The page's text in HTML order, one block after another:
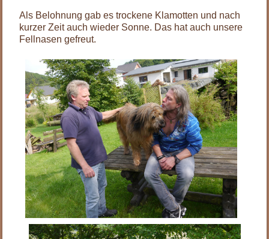
Als Belohnung gab es trockene Klamotten und nach
kurzer Zeit auch wieder Sonne. Das hat auch unsere
Fellnasen gefreut.